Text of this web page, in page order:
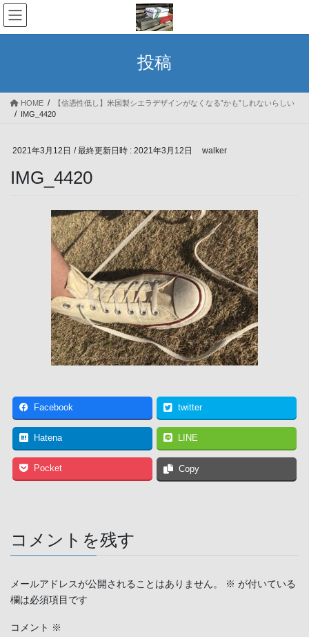
コ
ン
テ
ス
ナ
ビ
ゲ
ン
投稿
HOME
【信憑性低し】米国製シエラデザインがなくなる”かも”しれないらしい
IMG_4420
2021年3月12日 / 最終更新日時 : 2021年3月12日 walker
IMG_4420
Facebook twitter
Hatena LINE
Pocket Copy
コメントを残す
メールアドレスが公開されることはありません。 ※ が付いている
欄は必須項目です
コメント ※